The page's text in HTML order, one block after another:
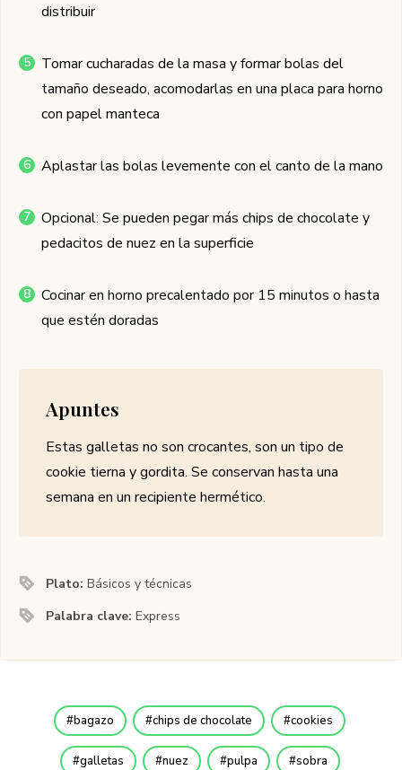
distribuir
Tomar cucharadas de la masa y formar bolas del
tamaño deseado, acomodarlas en una placa para horno
con papel manteca
Aplastar las bolas levemente con el canto de la mano
Opcional: Se pueden pegar más chips de chocolate y
pedacitos de nuez en la superficie
Cocinar en horno precalentado por 15 minutos o hasta
que estén doradas
Apuntes
Estas galletas no son crocantes, son un tipo de
cookie tierna y gordita. Se conservan hasta una
semana en un recipiente hermético.
Plato:Básicos y técnicas
Palabra clave:Express
bagazo chips de chocolate cookies
galletas nuez pulpa sobra